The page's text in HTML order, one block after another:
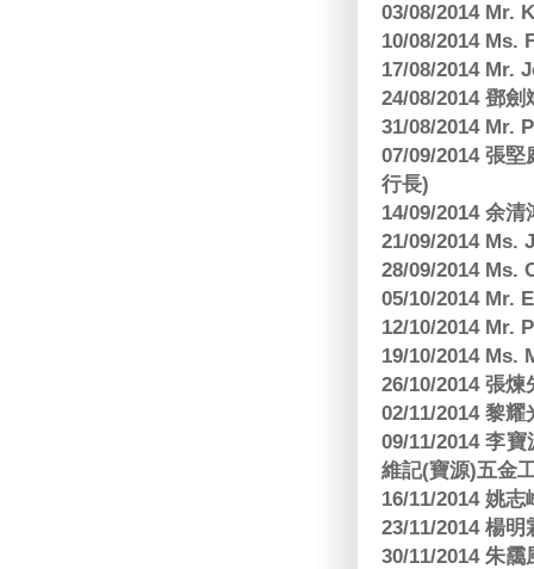
03/08/2014 Mr.
10/08/2014 Ms.
17/08/2014 Mr.
24/08/2014 鄧
31/08/2014 Mr.
07/09/2014 張
行長)
14/09/2014 余
21/09/2014 Ms.
28/09/2014 Ms.
05/10/2014 Mr.
12/10/2014 Mr.
19/10/2014 Ms.
26/10/2014 張
02/11/2014 黎
09/11/2014 李
維記(寶源)五金
16/11/2014 姚
23/11/2014 楊
30/11/2014 朱